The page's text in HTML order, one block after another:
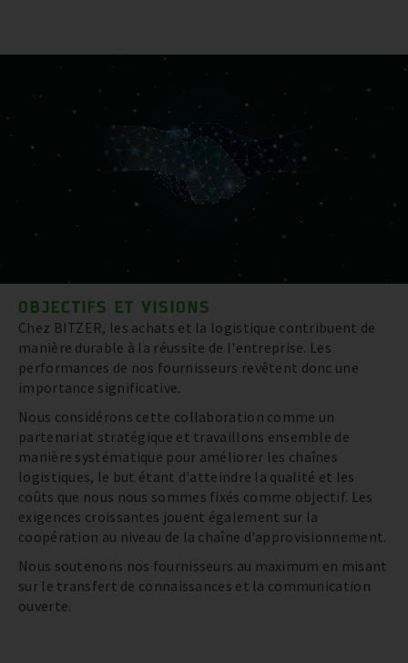
OBJECTIFS ET VISIONS
Chez BITZER, les achats et la logistique contribuent de
manière durable à la réussite de l'entreprise. Les
performances de nos fournisseurs revêtent donc une
importance significative.
Nous considérons cette collaboration comme un
partenariat stratégique et travaillons ensemble de
manière systématique pour améliorer les chaînes
logistiques, le but étant d'atteindre la qualité et les
coûts que nous nous sommes fixés comme objectif. Les
exigences croissantes jouent également sur la
coopération au niveau de la chaîne d'approvisionnement.
Nous soutenons nos fournisseurs au maximum en misant
sur le transfert de connaissances et la communication
ouverte.